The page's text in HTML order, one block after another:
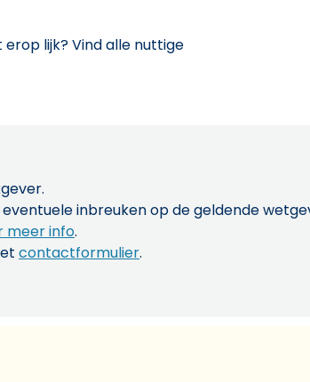
lijk? Vind alle nuttige
inbreuken op de geldende
meer info.
contactformulier.